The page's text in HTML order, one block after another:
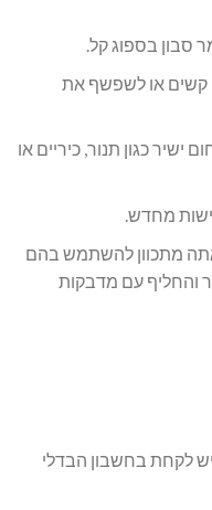
סבון בספוג קל.
קשים או לשפשף את
כגון תנור, כיריים או
מחדש.
מתכוון להשתמש בהם
והחליף עם מדבקות
לקחת בחשבון הבדלי